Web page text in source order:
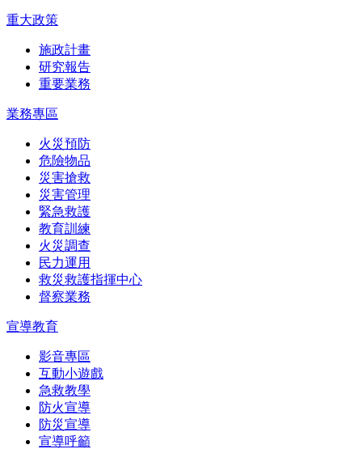
重大政策
施政計畫
研究報告
重要業務
業務專區
火災預防
危險物品
災害搶救
災害管理
緊急救護
教育訓練
火災調查
民力運用
救災救護指揮中心
督察業務
宣導教育
影音專區
互動小遊戲
急救教學
防火宣導
防災宣導
宣導呼籲